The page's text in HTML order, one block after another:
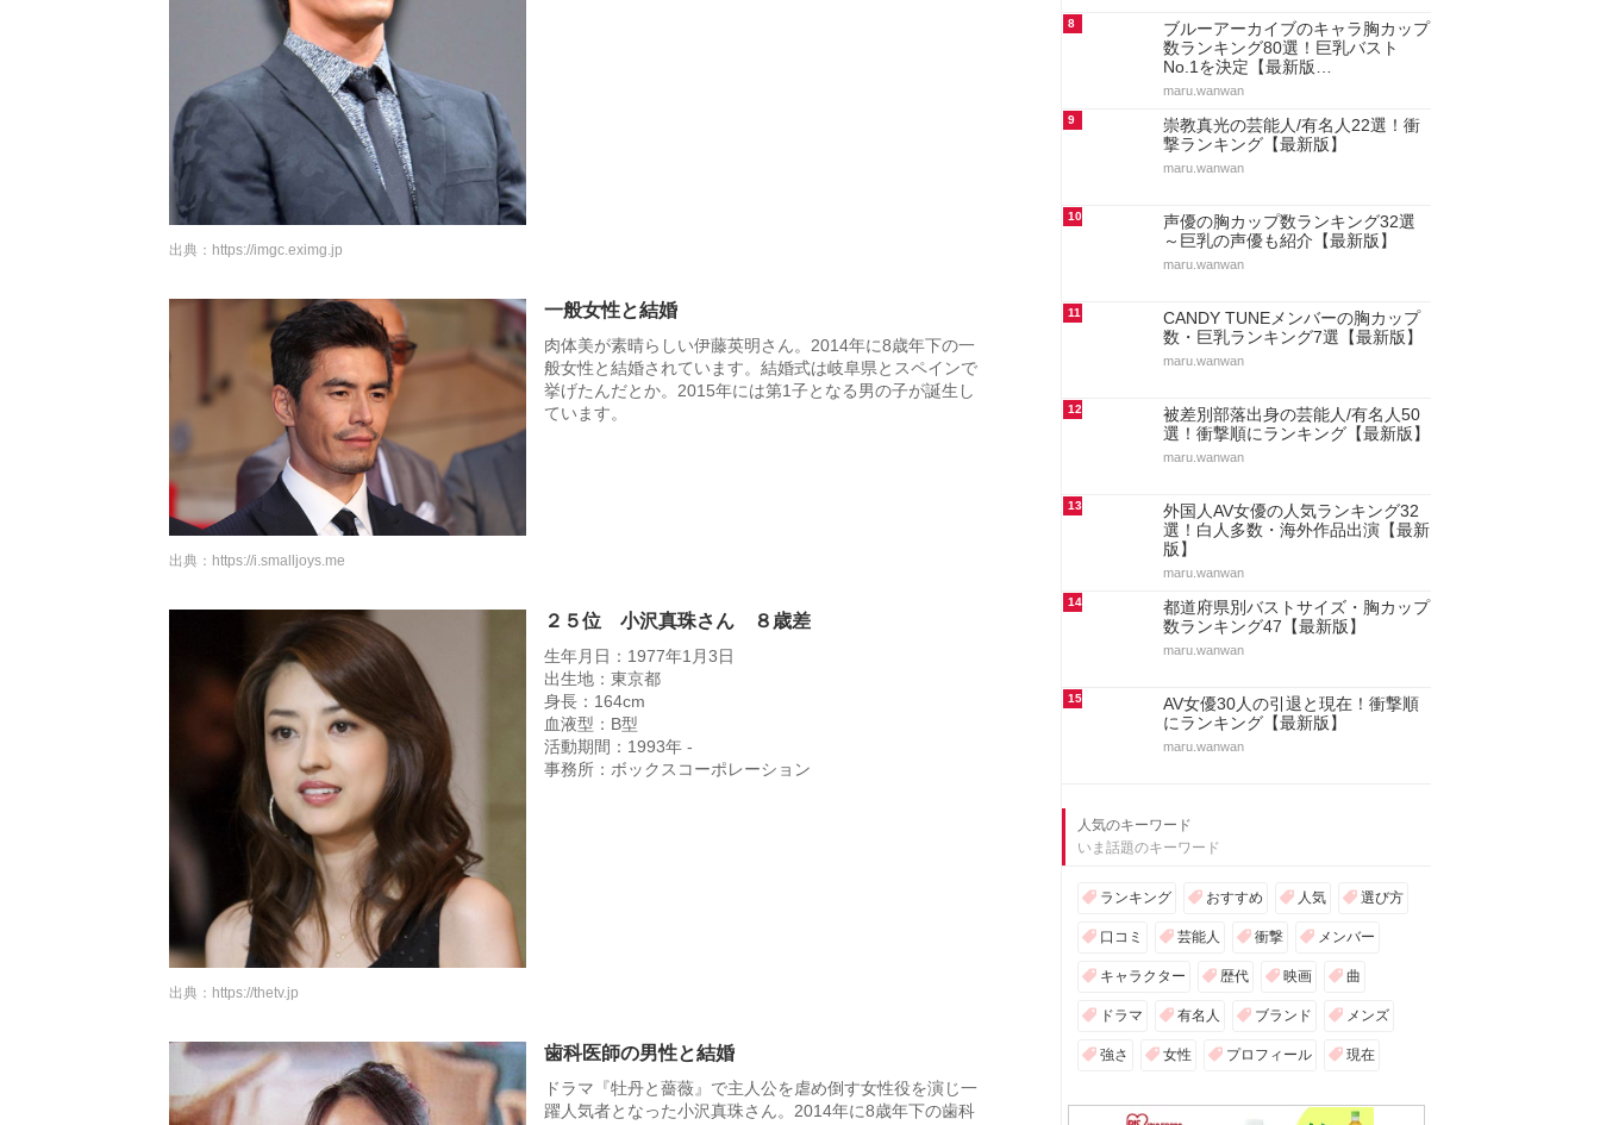
出典： https://imgc.eximg.jp
一般女性と結婚
肉体美が素晴らしい伊藤英明さん。2014年に8歳年下の一
般女性と結婚されています。結婚式は岐阜県とスペインで
挙げたんだとか。2015年には第1子となる男の子が誕生し
ています。
出典： https://i.smalljoys.me
２５位 小沢真珠さん ８歳差
生年月日：1977年1月3日
出生地：東京都
身長：164cm
血液型：B型
活動期間：1993年 -
事務所：ボックスコーポレーション
出典： https://thetv.jp
歯科医師の男性と結婚
ドラマ『牡丹と薔薇』で主人公を虐め倒す女性役を演じ一
躍人気者となった小沢真珠さん。2014年に8歳年下の歯科
8
ブルーアーカイブのキャラ胸カップ
数ランキング80選！巨乳バスト
No.1を決定【最新版…
maru.wanwan
9
崇教真光の芸能人/有名人22選！衝
撃ランキング【最新版】
maru.wanwan
10
声優の胸カップ数ランキング32選
～巨乳の声優も紹介【最新版】
maru.wanwan
11
CANDY TUNEメンバーの胸カップ
数・巨乳ランキング7選【最新版】
maru.wanwan
12
被差別部落出身の芸能人/有名人50
選！衝撃順にランキング【最新版】
maru.wanwan
13
外国人AV女優の人気ランキング32
選！白人多数・海外作品出演【最新
版】
maru.wanwan
14
都道府県別バストサイズ・胸カップ
数ランキング47【最新版】
maru.wanwan
15
AV女優30人の引退と現在！衝撃順
にランキング【最新版】
maru.wanwan
人気のキーワード
いま話題のキーワード
ランキング おすすめ 人気 選び方
口コミ 芸能人 衝撃 メンバー
キャラクター 歴代 映画 曲
ドラマ 有名人 ブランド メンズ
強さ 女性 プロフィール 現在